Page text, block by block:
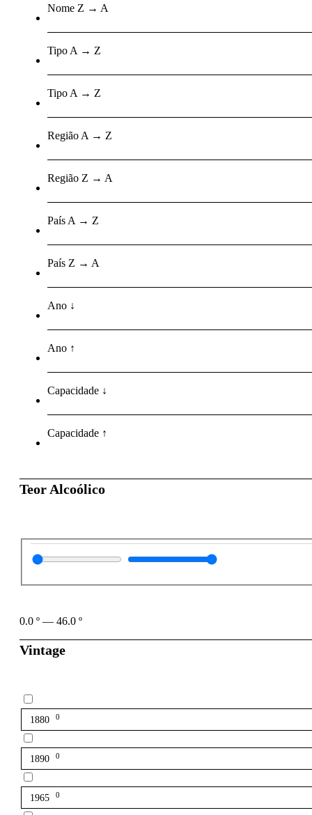
Nome Z → A
Tipo A → Z
Tipo A → Z
Região A → Z
Região Z → A
País A → Z
País Z → A
Ano ↓
Ano ↑
Capacidade ↓
Capacidade ↑
Teor Alcoólico
0.0 º — 46.0 º
Vintage
1880 0
1890 0
1965 0